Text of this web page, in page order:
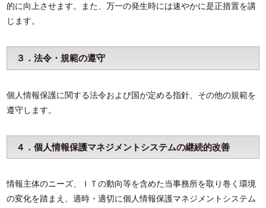
的に向上させます。また、万一の発生時には速やかに是正措置を講
じます。
３．法令・規範の遵守
個人情報保護に関する法令および国が定める指針、その他の規範を
遵守します。
４．個人情報保護マネジメントシステムの継続的改善
情報主体のニーズ、ＩＴの動向等を含めた当事務所を取り巻く環境
の変化を踏まえ、適時・適切に個人情報保護マネジメントシステム